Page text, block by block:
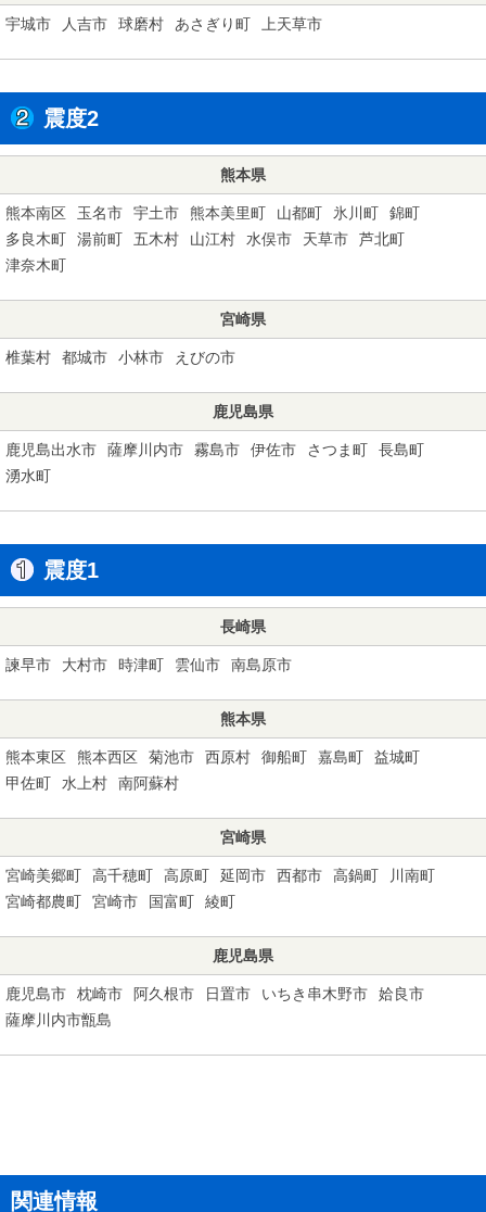
宇城市 人吉市 球磨村 あさぎり町 上天草市
震度2
熊本県
熊本南区 玉名市 宇土市 熊本美里町 山都町 氷川町
錦町
多良木町
湯前町 五木村 山江村 水俣市 天草市
芦北町
津奈木町
宮崎県
椎葉村 都城市 小林市 えびの市
鹿児島県
鹿児島出水市 薩摩川内市 霧島市 伊佐市 さつま町
長島町
湧水町
震度1
長崎県
諫早市 大村市 時津町 雲仙市 南島原市
熊本県
熊本東区 熊本西区 菊池市 西原村 御船町 嘉島町
益城町
甲佐町
水上村 南阿蘇村
宮崎県
宮崎美郷町 高千穂町 高原町 延岡市 西都市 高鍋町
川南町
宮崎都農町
宮崎市 国富町 綾町
鹿児島県
鹿児島市 枕崎市 阿久根市 日置市 いちき串木野市
姶良市
薩摩川内市甑島
関連情報